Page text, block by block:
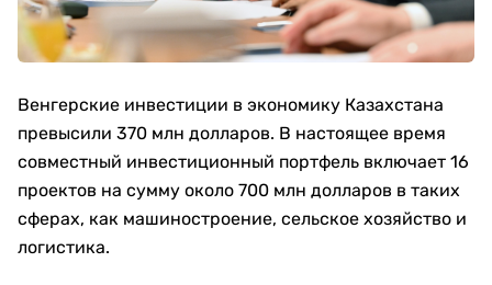
Венгерские инвестиции в экономику Казахстана
превысили 370 млн долларов. В настоящее время
совместный инвестиционный портфель включает 16
проектов на сумму около 700 млн долларов в таких
сферах, как машиностроение, сельское хозяйство и
логистика.